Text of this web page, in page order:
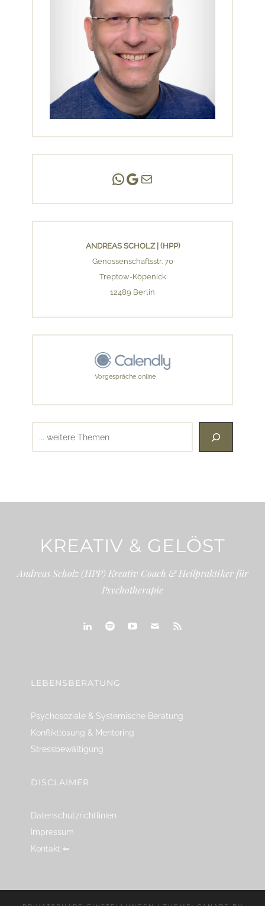
Andreas Scholz | (HPP)
Praxis Adlershof
E-Mail an mich ...
ANDREAS SCHOLZ | (HPP)
Genossenschaftsstr. 70
Treptow-Köpenick
12489 Berlin
Vorgespräche online
KREATIV & GELÖST
Andreas Scholz (HPP) Kreativ Coach & Heilpraktiker für
Psychotherapie
LEBENSBERATUNG
Psychosoziale & Systemische Beratung
Konfliktlösung & Mentoring
Stressbewältigung
DISCLAIMER
Datenschutzrichtlinien
Impressum
Kontakt ⇐